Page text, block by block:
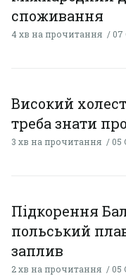
споживання
4 хв на прочитання 07
Високий
треба знати
3 хв на прочитання 05
Підкорення
польський
заплив
2 хв на прочитання 05